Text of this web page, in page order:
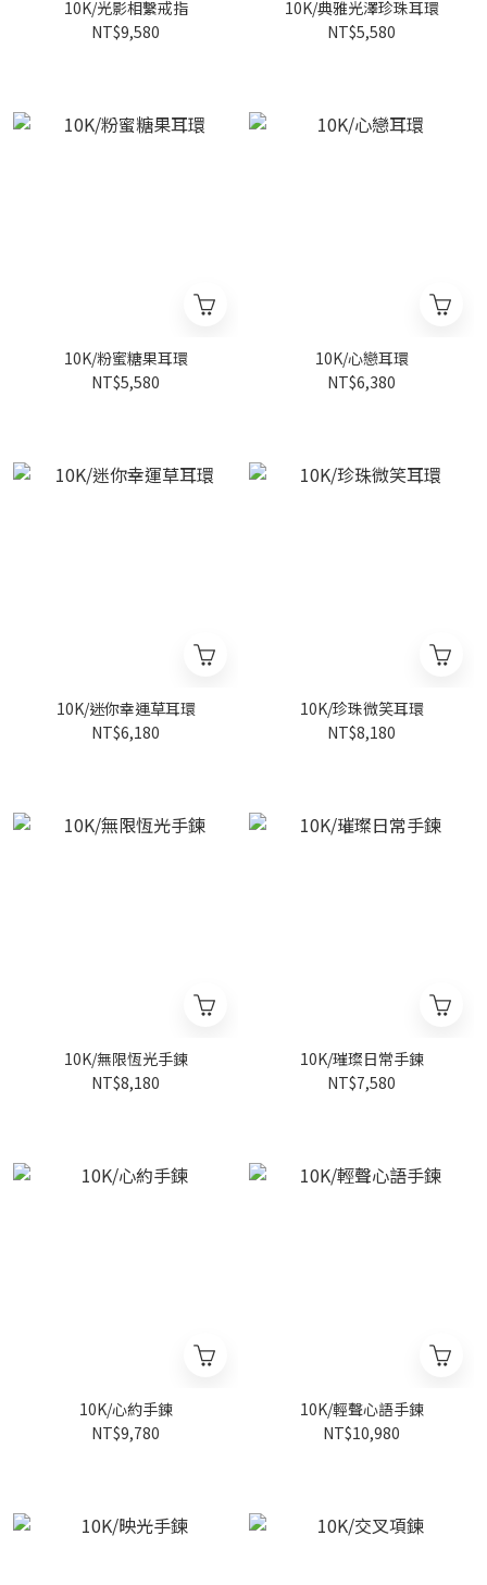
10K/光影相繫戒指
NT$9,580
10K/典雅光澤珍珠耳環
NT$5,580
10K/粉蜜糖果耳環
NT$5,580
10K/心戀耳環
NT$6,380
10K/迷你幸運草耳環
NT$6,180
10K/珍珠微笑耳環
NT$8,180
10K/無限恆光手鍊
NT$8,180
10K/璀璨日常手鍊
NT$7,580
10K/心約手鍊
NT$9,780
10K/輕聲心語手鍊
NT$10,980